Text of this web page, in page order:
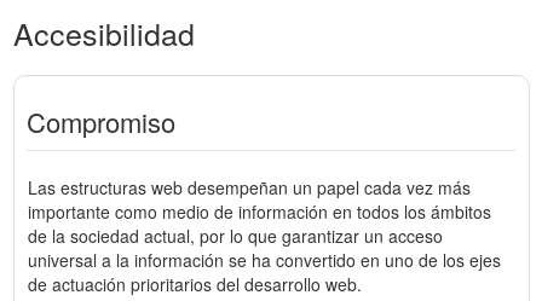
Accesibilidad
Compromiso
Las estructuras web desempeñan un papel cada vez más
importante como medio de información en todos los ámbitos
de la sociedad actual, por lo que garantizar un acceso
universal a la información se ha convertido en uno de los ejes
de actuación prioritarios del desarrollo web.